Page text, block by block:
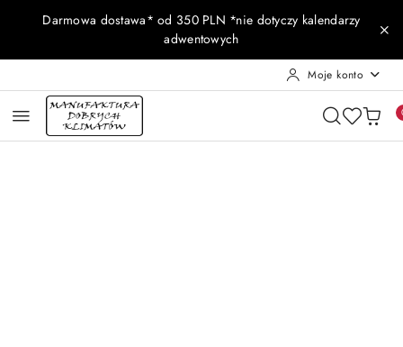
Przejdź do treści głównej
Przejdź do wyszukiwarki
Przejdź do moje konto
Przejdź do menu głównego
Przejdź do opisu produktu
Przejdź do stopki
Darmowa dostawa* od 350 PLN *nie dotyczy kalendarzy
adwentowych
Moje konto